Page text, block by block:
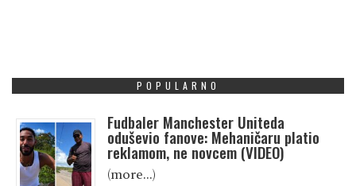
POPULARNO
Fudbaler Manchester Uniteda
oduševio fanove: Mehaničaru platio
reklamom, ne novcem (VIDEO)
(more…)